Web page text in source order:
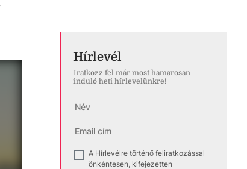
Hírlevél
Iratkozz fel már most hamarosan
induló heti hírlevelünkre!
✓
A Hírlevélre történő feliratkozással
önkéntesen, kifejezetten